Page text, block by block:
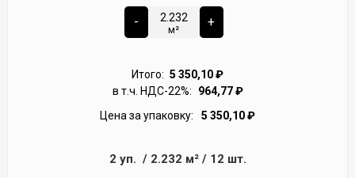
-
м²
+
Итого: 5 350,10₽
в т.ч. НДС-22%:
964,77₽
Цена за упаковку:
5 350,10₽
2 уп. / 2.232 м²/ 12 шт.